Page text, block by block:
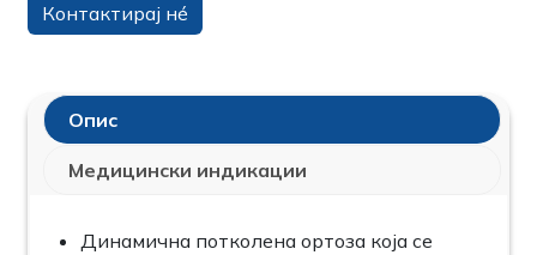
Контактирај нé
Опис
Медицински индикации
Динамична потколена ортоза која се